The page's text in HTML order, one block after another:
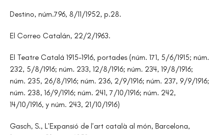
Destino, núm.796, 8/11/1952, p.28.
El Correo Catalán, 22/2/1963.
El Teatre Catalá 1915-1916, portades (núm. 171, 5/6/1915; núm.
232, 5/8/1916; núm. 233, 12/8/1916; núm. 234, 19/8/1916;
núm. 235, 26/8/1916; núm. 236, 2/9/1916; núm. 237, 9/9/1916;
núm. 238, 16/9/1916; núm. 241, 7/10/1916; núm. 242,
14/10/1916, y núm. 243, 21/10/1916)
Gasch, S., L’Expansió de l’art català al món, Barcelona,